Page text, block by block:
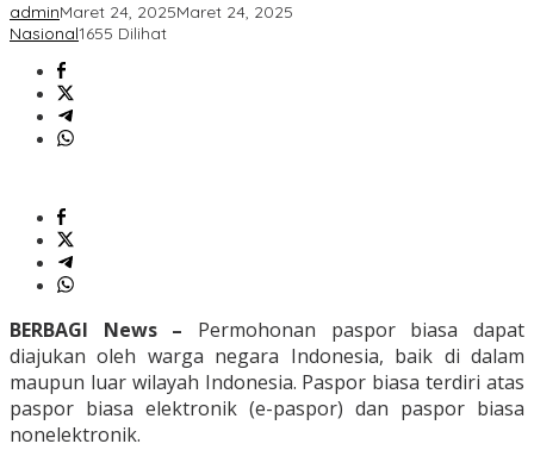
adminMaret 24, 2025Maret 24, 2025
Nasional1655 Dilihat
BERBAGI News – Permohonan paspor biasa dapat
diajukan oleh warga negara Indonesia, baik di dalam
maupun luar wilayah Indonesia. Paspor biasa terdiri atas
paspor biasa elektronik (e-paspor) dan paspor biasa
nonelektronik.